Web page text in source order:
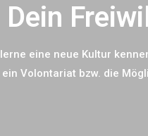
Dein
eine neue Kultur
Volontariat bzw. die